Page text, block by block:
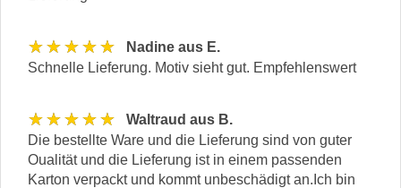
★★★★★
Nadine aus E.
Schnelle Lieferung. Motiv sieht gut. Empfehlenswert
★★★★★
Waltraud aus B.
Die bestellte Ware und die Lieferung sind von guter
Oualität und die Lieferung ist in einem passenden
Karton verpackt und kommt unbeschädigt an.Ich bin